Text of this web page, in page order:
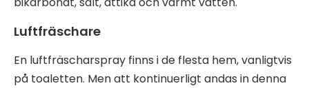
Luftfräschare
En luftfräscharspray finns i de flesta hem, vanligtvis
på toaletten. Men att kontinuerligt andas in denna